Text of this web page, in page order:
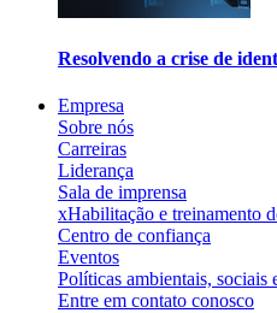
Resolvendo a crise de
Empresa
Sobre nós
Carreiras
Liderança
Sala de imprensa
xHabilitação e treinamento
Centro de confiança
Eventos
Políticas ambientais, sociais
Entre em contato conosco